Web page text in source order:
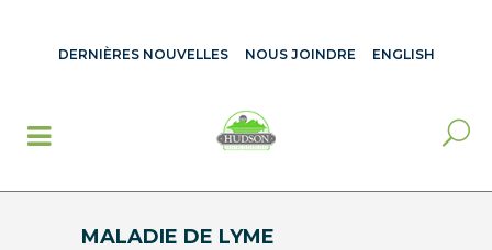
DERNIÈRES NOUVELLES NOUS JOINDRE ENGLISH
MALADIE DE LYME